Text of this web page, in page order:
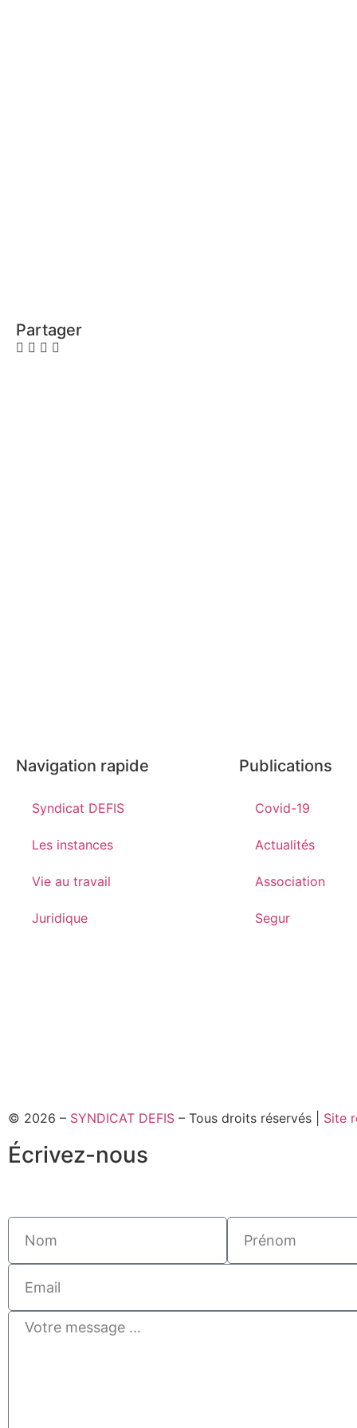
Partager
Navigation rapide
Syndicat DEFIS
Les instances
Vie au travail
Juridique
Publications
Covid-19
Actualités
Association
Segur
© 2026 – SYNDICAT DEFIS – Tous droits réservés | Site
Écrivez-nous